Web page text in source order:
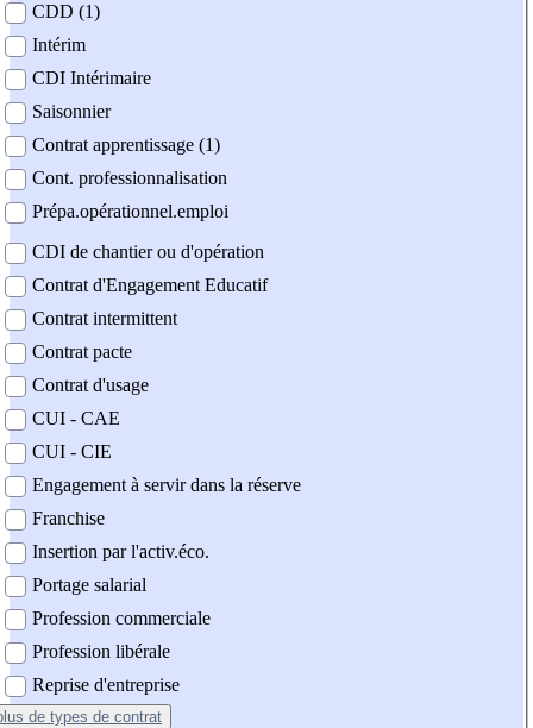
CDD (1)
Intérim
CDI Intérimaire
Saisonnier
Contrat apprentissage (1)
Cont. professionnalisation
Prépa.opérationnel.emploi
CDI de chantier ou d'opération
Contrat d'Engagement Educatif
Contrat intermittent
Contrat pacte
Contrat d'usage
CUI - CAE
CUI - CIE
Engagement à servir dans la réserve
Franchise
Insertion par l'activ.éco.
Portage salarial
Profession commerciale
Profession libérale
Reprise d'entreprise
de types de contrat